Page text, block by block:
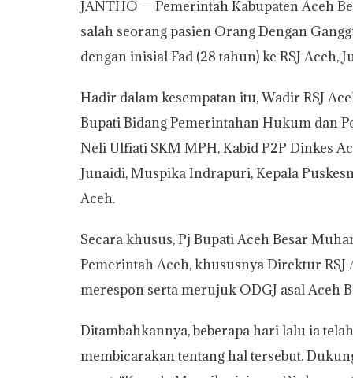
a
t
s
A
p
p
e
b
o
o
k
i
t
t
e
r
p
y
L
i
n
k
a
i
l
i
n
t
a
r
e
JANTHO — Pemerintah Kabupaten Aceh
salah seorang pasien Orang Dengan
dengan inisial Fad (28 tahun) ke RSJ Aceh,
Hadir dalam kesempatan itu, Wadir RSJ
Bupati Bidang Pemerintahan Hukum dan
Neli Ulfiati SKM MPH, Kabid P2P Dinkes
Junaidi, Muspika Indrapuri, Kepala
Aceh.
Secara khusus, Pj Bupati Aceh Besar
Pemerintah Aceh, khususnya Direktur
merespon serta merujuk ODGJ asal Aceh
Ditambahkannya, beberapa hari lalu ia
membicarakan tentang hal tersebut.